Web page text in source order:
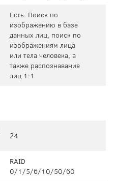
Есть. Поиск по
изображению в базе
данных лиц, поиск по
изображениям лица
или тела человека, а
также распознавание
лиц 1:1
24
RAID
0/1/5/6/10/50/60